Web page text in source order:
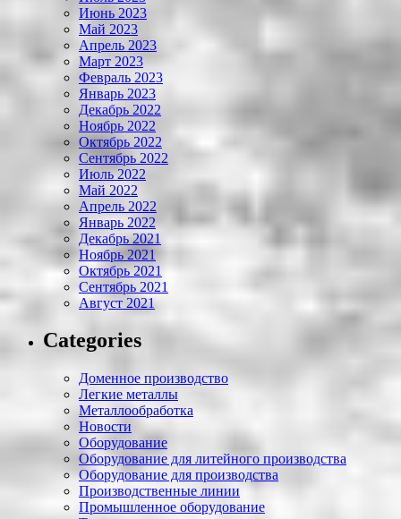
Июнь 2023
Май 2023
Апрель 2023
Март 2023
Февраль 2023
Январь 2023
Декабрь 2022
Ноябрь 2022
Октябрь 2022
Сентябрь 2022
Июль 2022
Май 2022
Апрель 2022
Январь 2022
Декабрь 2021
Ноябрь 2021
Октябрь 2021
Сентябрь 2021
Август 2021
Categories
Доменное производство
Легкие металлы
Металлообработка
Новости
Оборудование
Оборудование для литейного производства
Оборудование для производства
Производственные линии
Промышленное оборудование